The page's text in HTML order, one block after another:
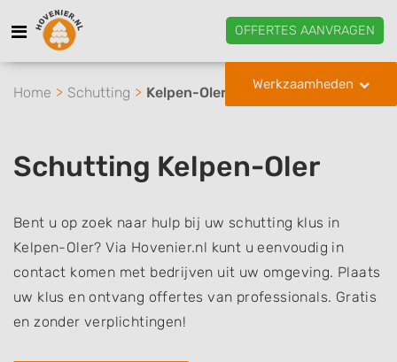
OFFERTES AANVRAGEN
Werkzaamheden
Home Schutting Kelpen-Oler
Schutting Kelpen-Oler
Bent u op zoek naar hulp bij uw schutting klus in
Kelpen-Oler? Via Hovenier.nl kunt u eenvoudig in
contact komen met bedrijven uit uw omgeving. Plaats
uw klus en ontvang offertes van professionals. Gratis
en zonder verplichtingen!